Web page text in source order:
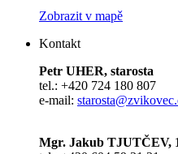
Zobrazit v mapě
Kontakt
Petr UHER, starosta
tel.: +420 724 180 807
e-mail:
Mgr. Jakub TJUTČEV,